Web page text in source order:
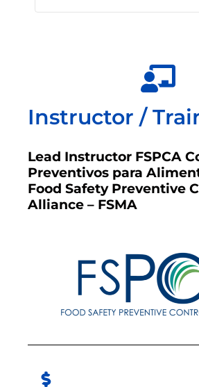
Instructor /
Lead Instructor FSPCA
Preventivos para
Food Safety Preventive
Alliance – FSMA